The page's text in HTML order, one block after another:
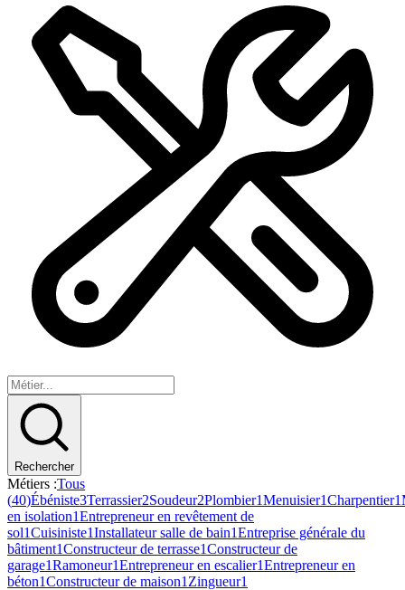
Rechercher
Métiers :Tous
(40)Ébéniste3Terrassier2Soudeur2Plombier1Menuisier1Charpentier1
en isolation1Entrepreneur en revêtement de
sol1Cuisiniste1Installateur salle de bain1Entreprise générale du
bâtiment1Constructeur de terrasse1Constructeur de
garage1Ramoneur1Entrepreneur en escalier1Entrepreneur en
béton1Constructeur de maison1 Zingueur1